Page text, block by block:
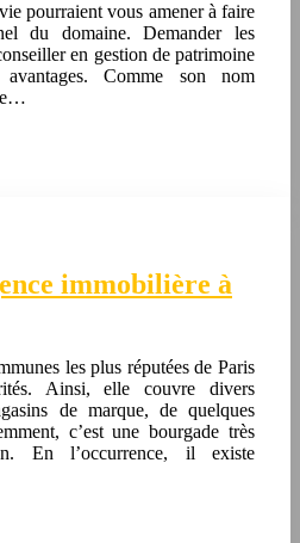
pourraient vous amener à faire
du domaine. Demander les
en gestion de patrimoine
Comme son nom
immobilière à
les plus réputées de Paris
Ainsi, elle couvre divers
de marque, de quelques
c’est une bourgade très
En l’occurrence, il existe